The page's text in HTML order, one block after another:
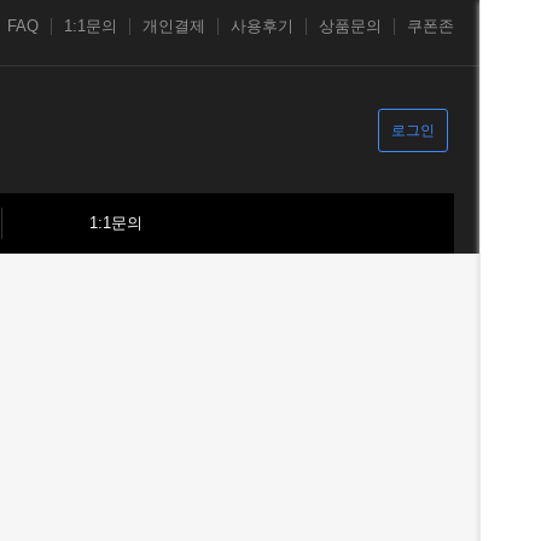
FAQ 1:1문의 개인결제 사용후기 상품문의 쿠폰존
로그인
1:1문의